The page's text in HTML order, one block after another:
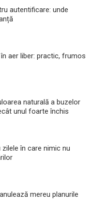
autentificare: unde
aer liber: practic, frumos
naturală a buzelor
unul foarte închis
zilele în care nimic nu
mereu planurile